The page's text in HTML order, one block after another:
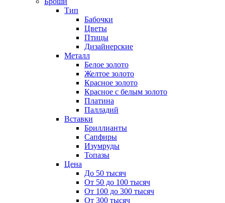
Тип
Бабочки
Цветы
Птицы
Дизайнерские
Металл
Белое золото
Желтое золото
Красное золото
Красное с белым золото
Платина
Палладий
Вставки
Бриллианты
Сапфиры
Изумруды
Топазы
Цена
До 50 тысяч
От 50 до 100 тысяч
От 100 до 300 тысяч
От 300 тысяч